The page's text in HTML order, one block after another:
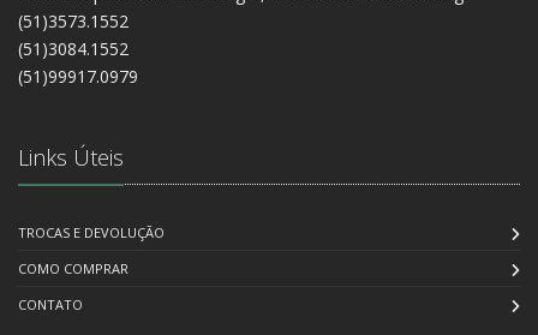
(51)3573.1552
(51)3084.1552
(51)99917.0979
Links Úteis
TROCAS E DEVOLUÇÃO
COMO COMPRAR
CONTATO